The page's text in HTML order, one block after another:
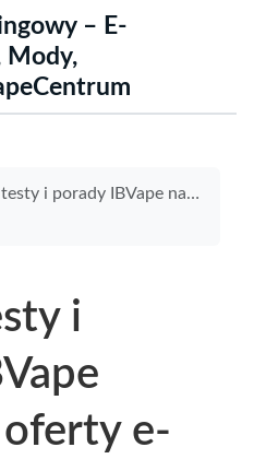
– E-
Mody,
najlepsze oferty e-liquidów i akcesoriów oraz kalendarz wydarzeń gdańsk mph i lokalne sklepy
i
oferty e-